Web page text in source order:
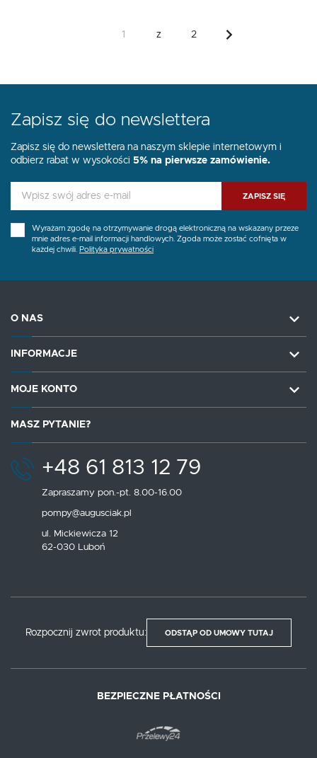
z 2
Zapisz się do newslettera
Zapisz się do newslettera na naszym sklepie internetowym i
odbierz rabat w wysokości 5% na pierwsze zamówienie.
ZAPISZ SIĘ
Wyrażam zgodę na otrzymywanie drogą elektroniczną na wskazany przeze
mnie adres e-mail informacji handlowych. Zgoda może zostać cofnięta w
każdej chwili. Polityka prywatności
O NAS
INFORMACJE
MOJE KONTO
MASZ PYTANIE?
+48 61 813 12 79
Zapraszamy pon.-pt. 8.00-16.00
pompy@augusciak.pl
ul. Mickiewicza 12
62-030 Luboń
Rozpocznij zwrot produktu: ODSTĄP OD UMOWY TUTAJ
BEZPIECZNE PŁATNOŚCI